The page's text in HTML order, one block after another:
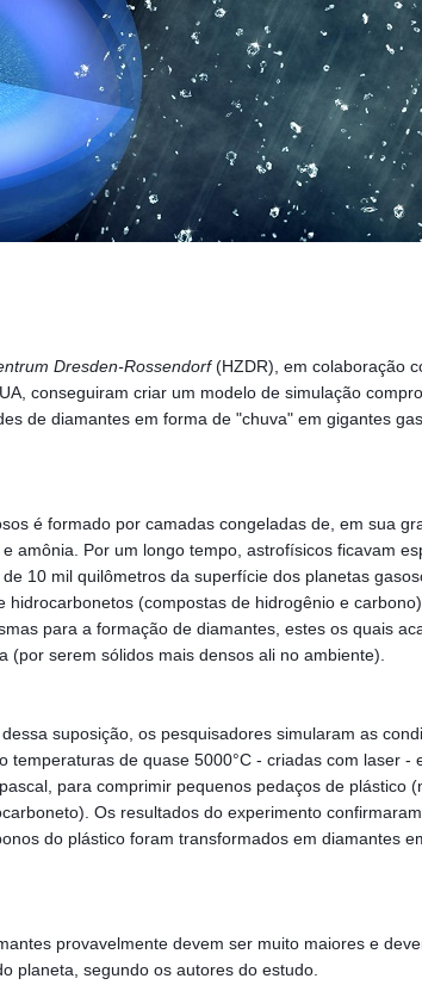
Dresden-Rossendorf (HZDR), em colaboração
conseguiram criar um modelo de simulação
de diamantes em forma de "chuva" em gigantes
é formado por camadas congeladas de, em sua
amônia. Por um longo tempo, astrofísicos ficavam
10 mil quilômetros da superfície dos planetas
hidrocarbonetos (compostas de hidrogênio e
para a formação de diamantes, estes os quais
(por serem sólidos mais densos ali no ambiente).
suposição, os pesquisadores simularam as
temperaturas de quase 5000°C - criadas com laser -
para comprimir pequenos pedaços de plástico
Os resultados do experimento
do plástico foram transformados em diamantes
provavelmente devem ser muito maiores e
planeta, segundo os autores do estudo.